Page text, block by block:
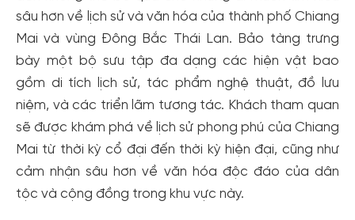
sâu hơn về lịch sử và văn hóa của thành phố Chiang
Mai và vùng Đông Bắc Thái Lan. Bảo tàng trưng
bày một bộ sưu tập đa dạng các hiện vật bao
gồm di tích lịch sử, tác phẩm nghệ thuật, đồ lưu
niệm, và các triển lãm tương tác. Khách tham quan
sẽ được khám phá về lịch sử phong phú của Chiang
Mai từ thời kỳ cổ đại đến thời kỳ hiện đại, cũng như
cảm nhận sâu hơn về văn hóa độc đáo của dân
tộc và cộng đồng trong khu vực này.